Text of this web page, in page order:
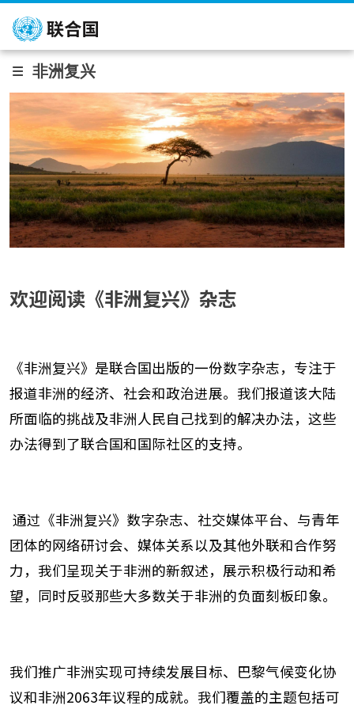
跳转到主要内容
非洲复兴
欢迎阅读《非洲复兴》杂志
《非洲复兴》是联合国出版的一份数字杂志，专注于
报道非洲的经济、社会和政治进展。我们报道该大陆
所面临的挑战及非洲人民自己找到的解决办法，这些
办法得到了联合国和国际社区的支持。
通过《非洲复兴》数字杂志、社交媒体平台、与青年
团体的网络研讨会、媒体关系以及其他外联和合作努
力，我们呈现关于非洲的新叙述，展示积极行动和希
望，同时反驳那些大多数关于非洲的负面刻板印象。
我们推广非洲实现可持续发展目标、巴黎气候变化协
议和非洲2063年议程的成就。我们覆盖的主题包括可